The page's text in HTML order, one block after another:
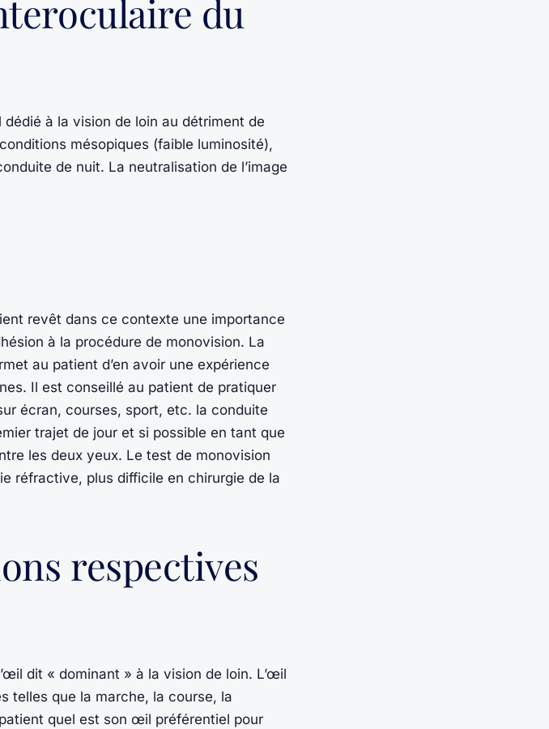
du
à la vision de loin au détriment de
mésopiques (faible luminosité),
de nuit. La neutralisation de l’image
revêt dans ce contexte une importance
à la procédure de monovision. La
au patient d’en avoir une expérience
Il est conseillé au patient de pratiquer
écran, courses, sport, etc. la conduite
trajet de jour et si possible en tant que
les deux yeux. Le test de monovision
réfractive, plus difficile en chirurgie de la
respectives
dit « dominant » à la vision de loin. L’œil
telles que la marche, la course, la
quel est son œil préférentiel pour